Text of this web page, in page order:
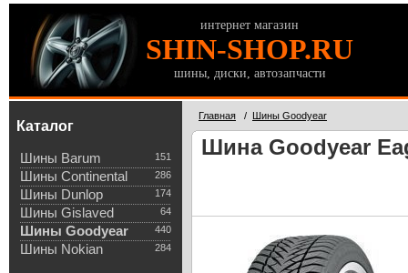
интернет магазин
SHIN-SHOP.RU
шины, диски, автозапчасти
Каталог
151
Шины Barum
286
Шины Continental
174
Шины Dunlop
64
Шины Gislaved
440
Шины Goodyear
284
Шины Nokian
Главная / Шины Goodyear
Шина Goodyear